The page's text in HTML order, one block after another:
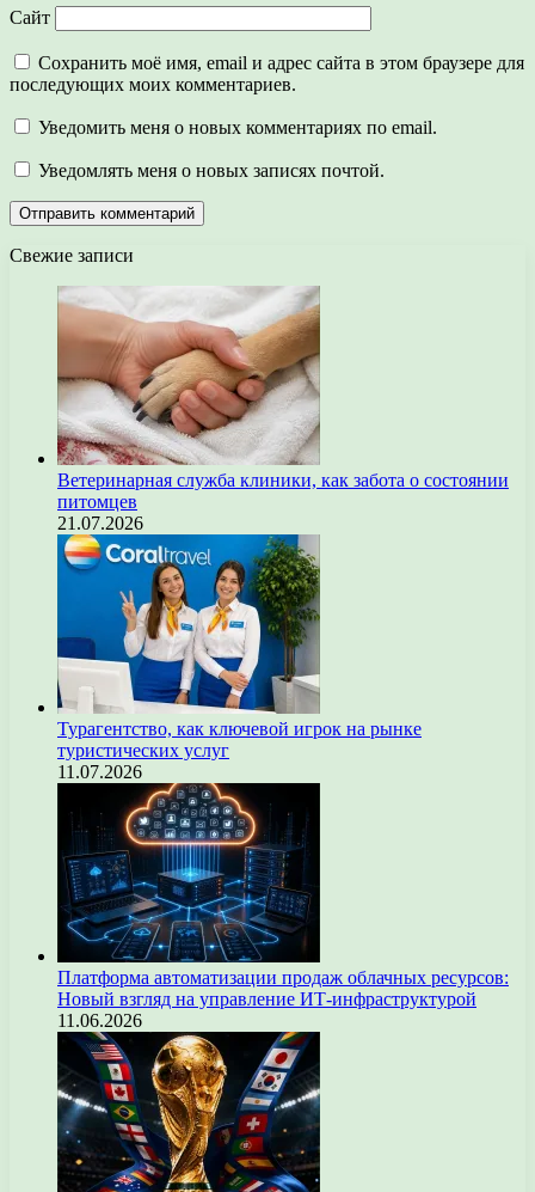
Сайт
Сохранить моё имя, email и адрес сайта в этом браузере для
последующих моих комментариев.
Уведомить меня о новых комментариях по email.
Уведомлять меня о новых записях почтой.
Свежие записи
Ветеринарная служба клиники, как забота о состоянии
питомцев
21.07.2026
Турагентство, как ключевой игрок на рынке
туристических услуг
11.07.2026
Платформа автоматизации продаж облачных ресурсов:
Новый взгляд на управление ИТ-инфраструктурой
11.06.2026